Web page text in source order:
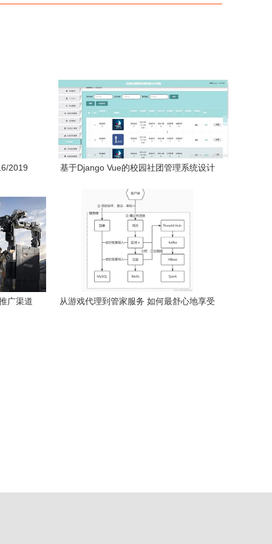
2019
基于Django Vue的校园社团管理系统设计
广渠道
从游戏代理到管家服务 如何最舒心地享受